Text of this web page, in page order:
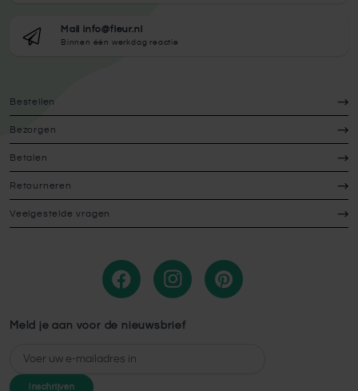
Mail info@fleur.nl
Binnen één werkdag reactie
Bestellen
Bezorgen
Betalen
Retourneren
Veelgestelde vragen
Meld je aan voor de nieuwsbrief
E-mailadres
Inschrijven